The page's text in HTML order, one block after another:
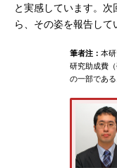
と実感しています。
ら、その姿を報告して
筆者注： 本
研究助成費
の一部である